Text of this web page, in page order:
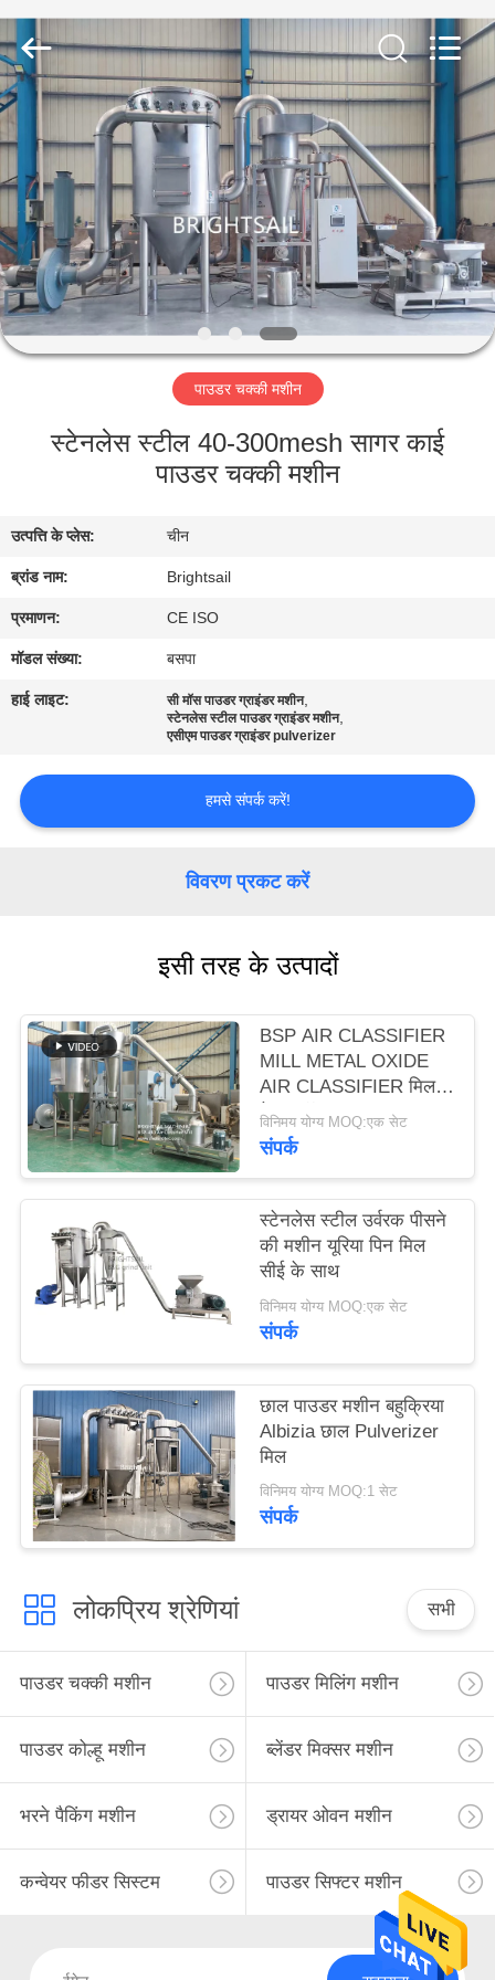
घर
उत्पादों
वीडियो
हमारे
बारे
गुणवत्ता
नियंत्रण
संपर्क
समाचार
PRIVACY
POLICY
Machinery
Co.,Ltd..
All
Rights
Reserved.
पाउडर चक्की मशीन
स्टेनलेस स्टील 40-300mesh सागर काई
पाउडर चक्की मशीन
उत्पत्ति के प्लेस: चीन
ब्रांड नाम: Brightsail
प्रमाणन: CE ISO
मॉडल संख्या: बसपा
हाई लाइट: सी मॉस पाउडर ग्राइंडर मशीन,
स्टेनलेस स्टील पाउडर ग्राइंडर मशीन,
एसीएम पाउडर ग्राइंडर pulverizer
हमसे संपर्क करें!
विवरण प्रकट करें
इसी तरह के उत्पादों
BSP AIR CLASSIFIER
MILL METAL OXIDE
AIR CLASSIFIER मिल
मेटल ऑक्साइड ACM
GGRINDER
विनिमय योग्य MOQ:एक सेट
संपर्क
स्टेनलेस स्टील उर्वरक पीसने
की मशीन यूरिया पिन मिल
सीई के साथ
विनिमय योग्य MOQ:एक सेट
संपर्क
छाल पाउडर मशीन बहुक्रिया
Albizia छाल Pulverizer
मिल
विनिमय योग्य MOQ:1 सेट
संपर्क
लोकप्रिय श्रेणियां सभी
पाउडर चक्की मशीन पाउडर मिलिंग मशीन
पाउडर कोल्हू मशीन ब्लेंडर मिक्सर मशीन
भरने पैकिंग मशीन ड्रायर ओवन मशीन
कन्वेयर फीडर सिस्टम पाउडर सिफ्टर मशीन